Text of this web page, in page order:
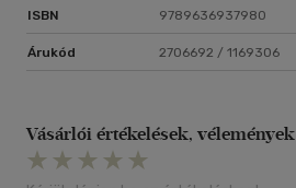
ISBN 9789636937980
Árukód 2706692 / 1169306
Vásárlói értékelések, vélemények